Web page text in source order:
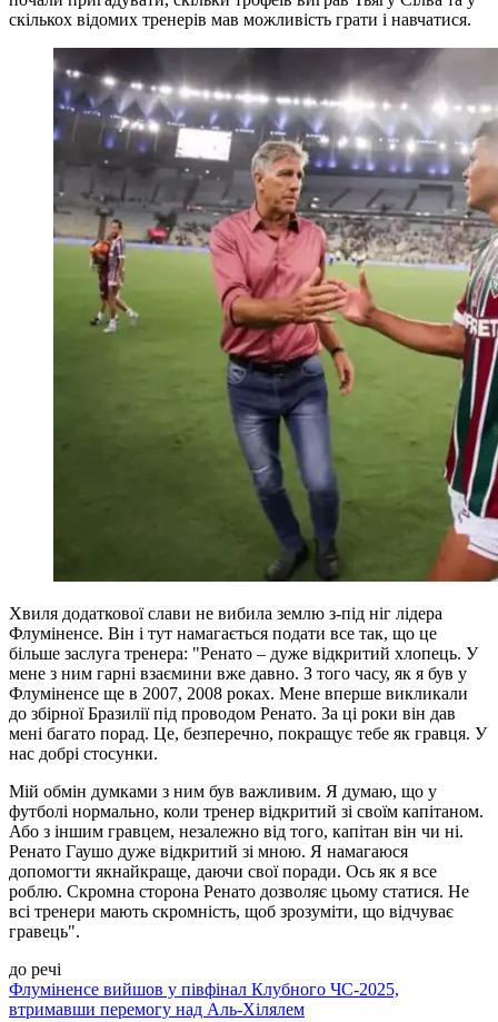
скількох відомих тренерів мав можливість грати і навчатися.
Хвиля додаткової слави не вибила землю з-під ніг лідера
Флуміненсе. Він і тут намагається подати все так, що це
більше заслуга тренера: "Ренато – дуже відкритий хлопець. У
мене з ним гарні взаємини вже давно. З того часу, як я був у
Флуміненсе ще в 2007, 2008 роках. Мене вперше викликали
до збірної Бразилії під проводом Ренато. За ці роки він дав
мені багато порад. Це, безперечно, покращує тебе як гравця. У
нас добрі стосунки.
Мій обмін думками з ним був важливим. Я думаю, що у
футболі нормально, коли тренер відкритий зі своїм капітаном.
Або з іншим гравцем, незалежно від того, капітан він чи ні.
Ренато Гаушо дуже відкритий зі мною. Я намагаюся
допомогти якнайкраще, даючи свої поради. Ось як я все
роблю. Скромна сторона Ренато дозволяє цьому статися. Не
всі тренери мають скромність, щоб зрозуміти, що відчуває
гравець".
до речі
Флуміненсе вийшов у півфінал Клубного ЧС-2025,
втримавши перемогу над Аль-Хілялем